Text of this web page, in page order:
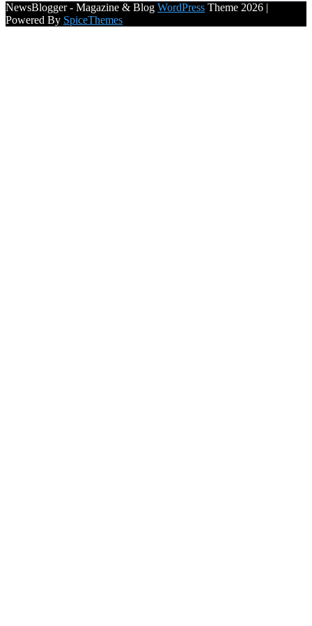
NewsBlogger - Magazine & Blog WordPress Theme 2026 |
Powered By SpiceThemes